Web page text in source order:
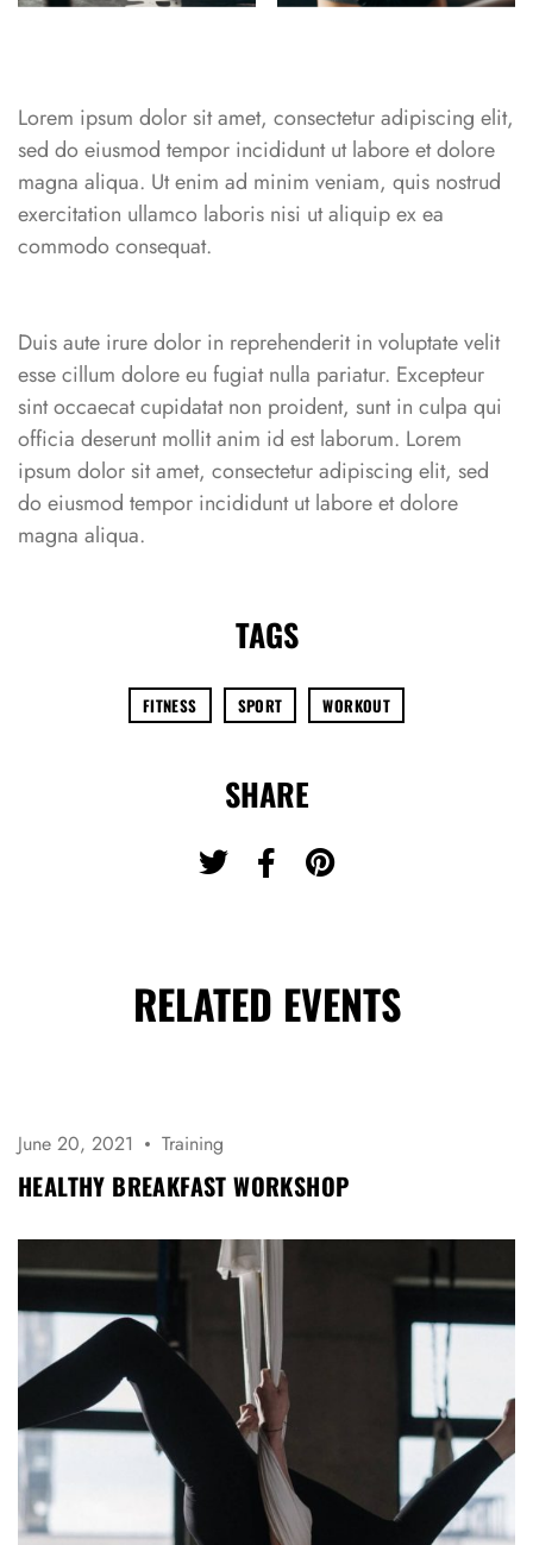
Lorem ipsum dolor sit amet, consectetur adipiscing elit,
sed do eiusmod tempor incididunt ut labore et dolore
magna aliqua. Ut enim ad minim veniam, quis nostrud
exercitation ullamco laboris nisi ut aliquip ex ea
commodo consequat.
Duis aute irure dolor in reprehenderit in voluptate velit
esse cillum dolore eu fugiat nulla pariatur. Excepteur
sint occaecat cupidatat non proident, sunt in culpa qui
officia deserunt mollit anim id est laborum. Lorem
ipsum dolor sit amet, consectetur adipiscing elit, sed
do eiusmod tempor incididunt ut labore et dolore
magna aliqua.
TAGS
FITNESS SPORT WORKOUT
SHARE
RELATED EVENTS
June 20, 2021 Training
HEALTHY BREAKFAST WORKSHOP
LOG IN
Username or email address *
Password *